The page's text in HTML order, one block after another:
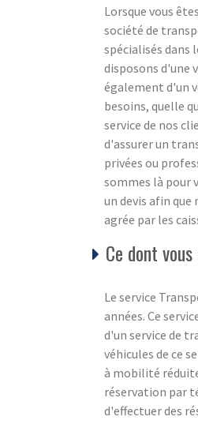
Lorsque vous
société de
spécialisés dans
disposons d'une
également d'un
besoins, quelle
service de nos
d'assurer un
privées ou
sommes là pour
un devis afin
agrée par les
Ce dont
Le service
années. Ce
d'un service de
véhicules de ce
à mobilité
réservation par
d'effectuer des